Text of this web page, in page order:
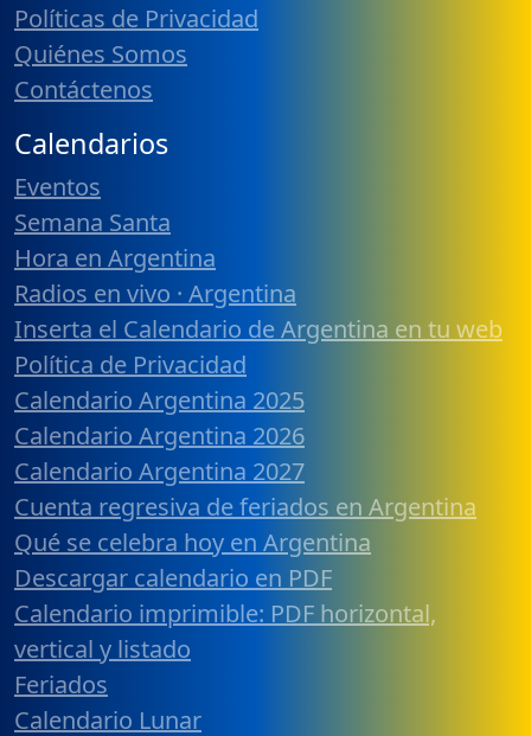
Políticas de Privacidad
Quiénes Somos
Contáctenos
Calendarios
Eventos
Semana Santa
Hora en Argentina
Radios en vivo · Argentina
Inserta el Calendario de Argentina en tu web
Política de Privacidad
Calendario Argentina 2025
Calendario Argentina 2026
Calendario Argentina 2027
Cuenta regresiva de feriados en Argentina
Qué se celebra hoy en Argentina
Descargar calendario en PDF
Calendario imprimible: PDF horizontal,
vertical y listado
Feriados
Calendario Lunar